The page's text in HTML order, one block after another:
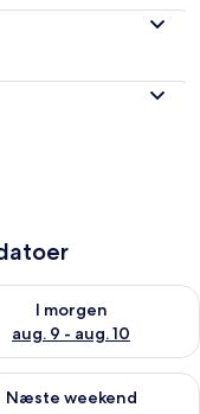
9
I morgen
aug. 9 - aug. 10
for i
14 - aug. 16
Næste weekend
for næste